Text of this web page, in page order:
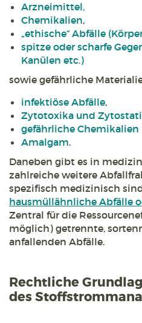
Arzneimittel,
Chemikalien,
„ethische“ Abfälle
spitze oder scharfe
Kanülen etc.)
sowie gefährliche
infektiöse Abfälle,
Zytotoxika und
gefährliche Chemikalien
Amalgam.
Daneben gibt es in
zahlreiche weitere
spezifisch medizinisch
hausmüllähnliche Abfälle
Zentral für die
möglich) getrennte,
anfallenden Abfälle.
Rechtliche
des